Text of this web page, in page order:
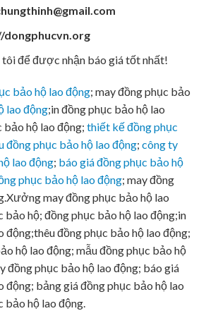
để được nhận báo giá tốt nhất!
bảo hộ lao động; may đồng phục bảo
lao động;in đồng phục bảo hộ lao
bảo hộ lao động; thiết kế đồng phục
đồng phục bảo hộ lao động; công ty
lao động; báo giá đồng phục bảo hộ
phục bảo hộ lao động; may đồng
may đồng phục bảo hộ lao
bảo hộ; đồng phục bảo hộ lao động;in
động;thêu đồng phục bảo hộ lao động;
hộ lao động; mẫu đồng phục bảo hộ
đồng phục bảo hộ lao động; báo giá
động; bảng giá đồng phục bảo hộ lao
bảo hộ lao động.